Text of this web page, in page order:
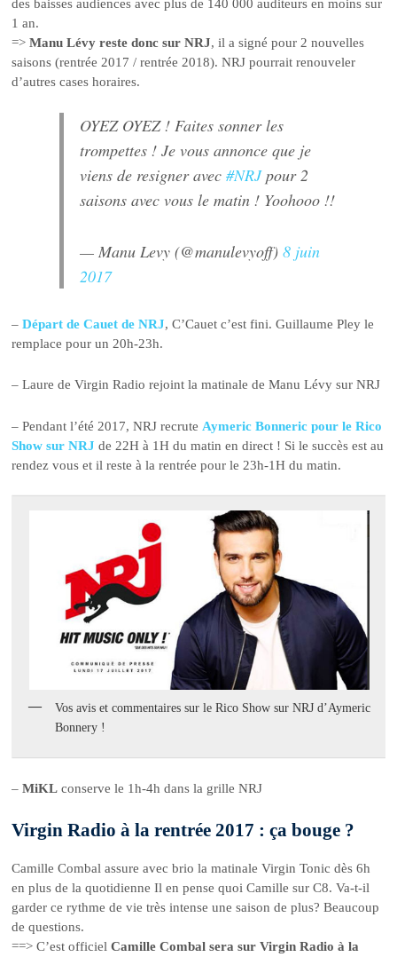
des baisses audiences avec plus de 140 000 auditeurs en moins sur
1 an.
=>Manu Lévy reste donc sur NRJ, il a signé pour 2 nouvelles
saisons (rentrée 2017 / rentrée 2018). NRJ pourrait renouveler
d’autres cases horaires.
OYEZ OYEZ ! Faites sonner les
trompettes ! Je vous annonce que je
viens de resigner avec#NRJpour 2
saisons avec vous le matin ! Yoohooo !!
— Manu Levy (@manulevyoff)8 juin
2017
–Départ de Cauet de NRJ, C’Cauet c’est fini. Guillaume Pley le
remplace pour un 20h-23h.
– Laure de Virgin Radio rejoint la matinale de Manu Lévy sur NRJ
– Pendant l’été 2017, NRJ recrute Aymeric Bonneric pour le Rico
Show sur NRJ de 22H à 1H du matin en direct ! Si le succès est au
rendez vous et il reste à la rentrée pour le 23h-1H du matin.
Vos avis et commentaires sur le Rico Show sur NRJ d’Aymeric
Bonnery !
–MiKL conserve le 1h-4h dans la grille NRJ
Virgin Radio à la rentrée 2017 : ça bouge ?
Camille Combal assure avec brio la matinale Virgin Tonic dès 6h
en plus de la quotidienne Il en pense quoi Camille sur C8. Va-t-il
garder ce rythme de vie très intense une saison de plus? Beaucoup
de questions.
==> C’est officielCamille Combal sera sur Virgin Radio à la